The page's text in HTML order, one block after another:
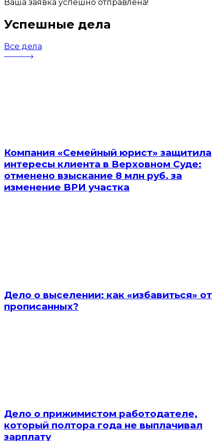
Ваша заявка успешно отправлена!
Успешные дела
Все дела
Компания «Семейный юрист» защитила
интересы клиента в Верховном Суде:
отменено взыскание 8 млн руб. за
изменение ВРИ участка
Дело о выселении: как «избавиться» от
прописанных?
Дело о прижимистом работодателе,
который полтора года не выплачивал
зарплату